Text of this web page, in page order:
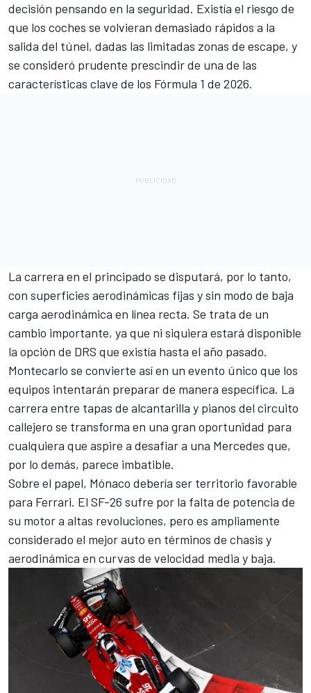
decisión pensando en la seguridad. Existía el riesgo de
que los coches se volvieran demasiado rápidos a la
salida del túnel, dadas las limitadas zonas de escape, y
se consideró prudente prescindir de una de las
características clave de los Fórmula 1 de 2026.
La carrera en el principado se disputará, por lo tanto,
con superficies aerodinámicas fijas y sin modo de baja
carga aerodinámica en línea recta. Se trata de un
cambio importante, ya que ni siquiera estará disponible
la opción de DRS que existía hasta el año pasado.
Montecarlo se convierte así en un evento único que los
equipos intentarán preparar de manera específica. La
carrera entre tapas de alcantarilla y pianos del circuito
callejero se transforma en una gran oportunidad para
cualquiera que aspire a desafiar a una Mercedes que,
por lo demás, parece imbatible.
Sobre el papel, Mónaco debería ser territorio favorable
para Ferrari. El SF-26 sufre por la falta de potencia de
su motor a altas revoluciones, pero es ampliamente
considerado el mejor auto en términos de chasis y
aerodinámica en curvas de velocidad media y baja.